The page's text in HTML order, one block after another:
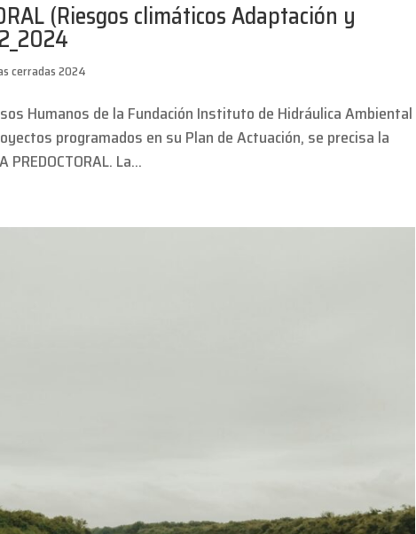
(Riesgos climáticos Adaptación y
cerradas 2024
Humanos de la Fundación Instituto de Hidráulica Ambiental
programados en su Plan de Actuación, se precisa la
La...